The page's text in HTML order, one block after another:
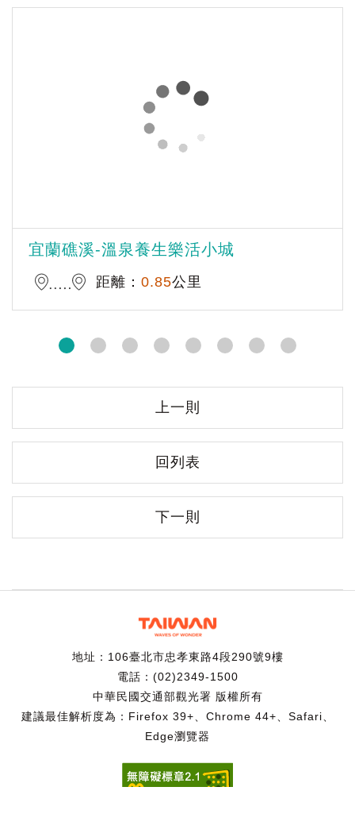
宜蘭礁溪-溫泉養生樂活小城
距離： 0.85公里
上一則
回列表
下一則
地址：106臺北市忠孝東路4段290號9樓
電話：(02)2349-1500
中華民國交通部觀光署 版權所有
建議最佳解析度為：Firefox 39+、Chrome 44+、Safari、
Edge瀏覽器